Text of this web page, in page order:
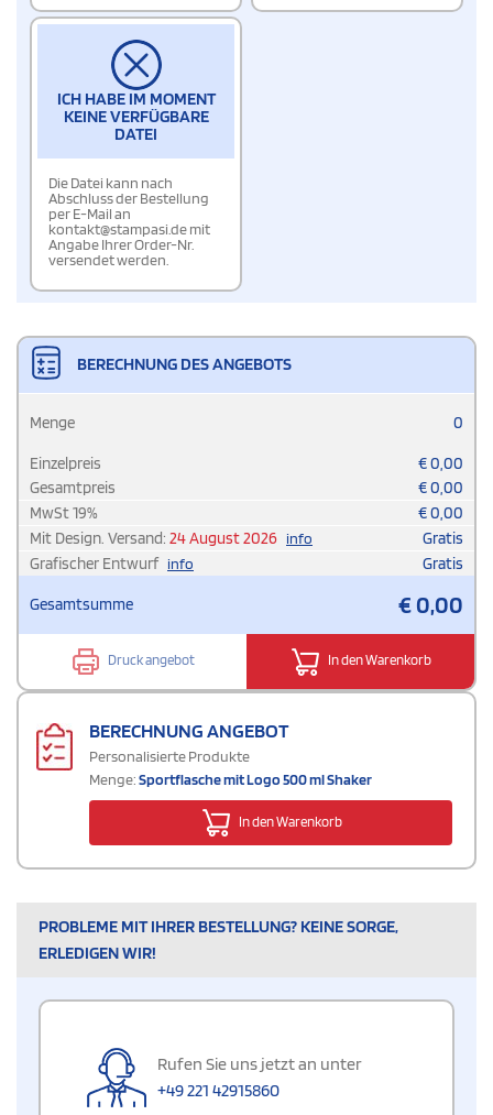
ICH HABE IM MOMENT
KEINE VERFÜGBARE
DATEI
Die Datei kann nach
Abschluss der Bestellung
per E-Mail an
kontakt@stampasi.de mit
Angabe Ihrer Order-Nr.
versendet werden.
BERECHNUNG DES ANGEBOTS
Menge 0
Einzelpreis €0,00
Gesamtpreis
€0,00
MwSt19% €0,00
Mit Design. Versand: 24 August 2026 info
Gratis
Grafischer Entwurf info Gratis
Gesamtsumme €0,00
Druck angebot In den Warenkorb
BERECHNUNG ANGEBOT
Personalisierte Produkte
Menge:Sportflasche mit Logo 500 ml Shaker
In den Warenkorb
PROBLEME MIT IHRER BESTELLUNG? KEINE SORGE,
ERLEDIGEN WIR!
Rufen Sie uns jetzt an unter
+49 221 42915860